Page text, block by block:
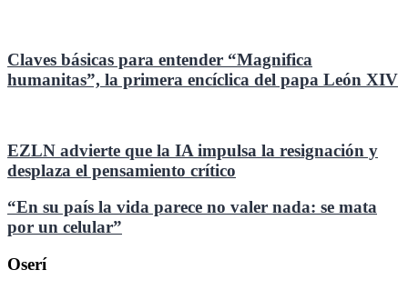
Claves básicas para entender “Magnifica
humanitas”, la primera encíclica del papa León XIV
EZLN advierte que la IA impulsa la resignación y
desplaza el pensamiento crítico
“En su país la vida parece no valer nada: se mata
por un celular”
Oserí